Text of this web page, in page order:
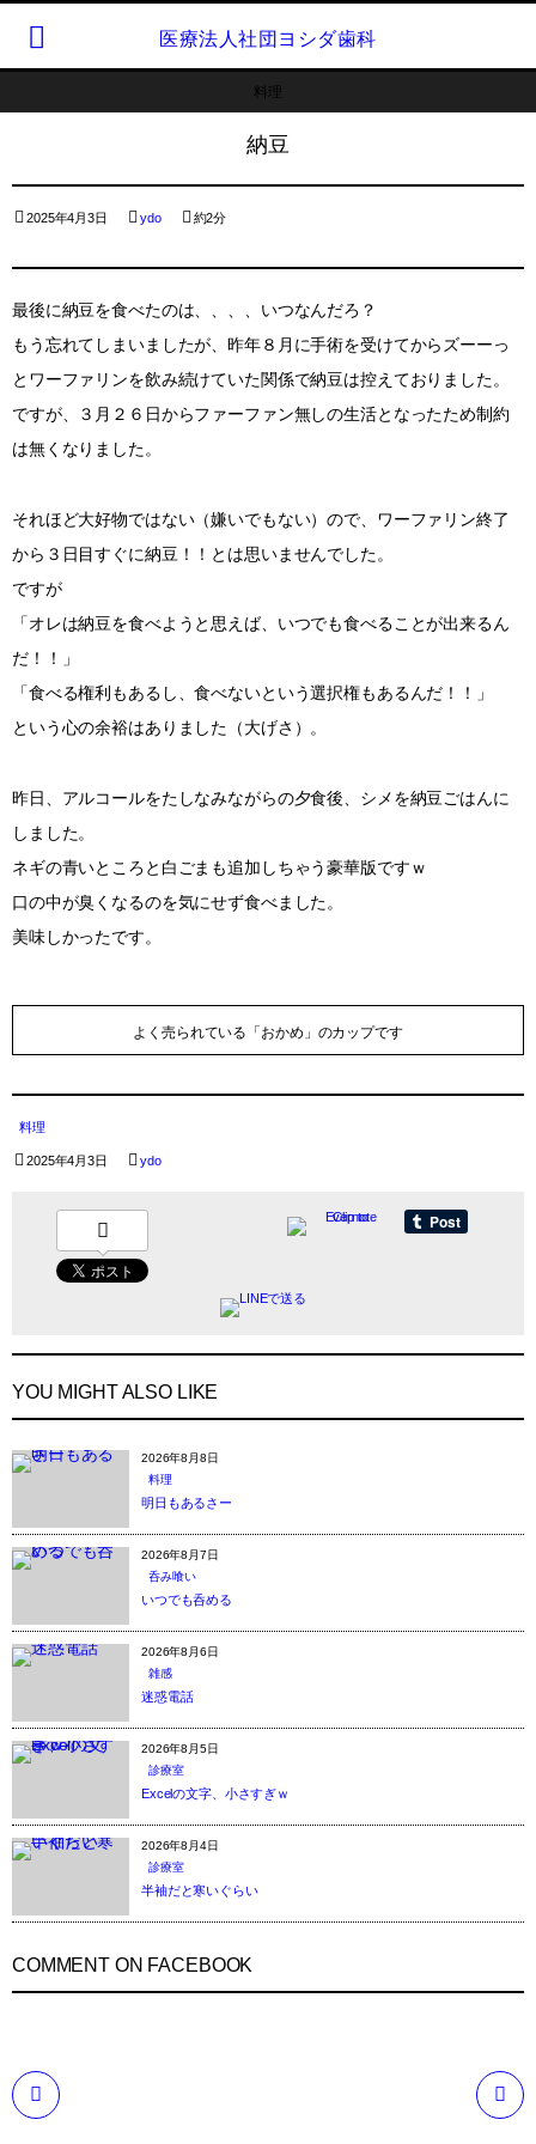
医療法人社団ヨシダ歯科
料理
納豆
2025年4月3日 ydo 約2分
最後に納豆を食べたのは、、、、いつなんだろ？
もう忘れてしまいましたが、昨年８月に手術を受けてからズーーっ
とワーファリンを飲み続けていた関係で納豆は控えておりました。
ですが、３月２６日からファーファン無しの生活となったため制約
は無くなりました。
それほど大好物ではない（嫌いでもない）ので、ワーファリン終了
から３日目すぐに納豆！！とは思いませんでした。
ですが
「オレは納豆を食べようと思えば、いつでも食べることが出来るん
だ！！」
「食べる権利もあるし、食べないという選択権もあるんだ！！」
という心の余裕はありました（大げさ）。
昨日、アルコールをたしなみながらの夕食後、シメを納豆ごはんに
しました。
ネギの青いところと白ごまも追加しちゃう豪華版ですｗ
口の中が臭くなるのを気にせず食べました。
美味しかったです。
よく売られている「おかめ」のカップです
料理
2025年4月3日 ydo
YOU MIGHT ALSO LIKE
2026年8月8日
料理
明日もあるさー
2026年8月7日
呑み喰い
いつでも呑める
2026年8月6日
雑感
迷惑電話
2026年8月5日
診療室
Excelの文字、小さすぎｗ
2026年8月4日
診療室
半袖だと寒いぐらい
COMMENT ON FACEBOOK